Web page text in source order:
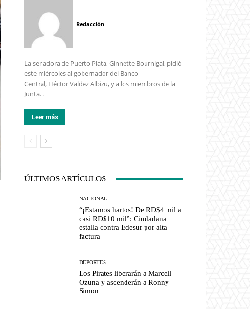
Redacción
La senadora de Puerto Plata, Ginnette Bournigal, pidió
este miércoles al gobernador del Banco
Central, Héctor Valdez Albizu, y a los miembros de la
Junta...
Leer más
ÚLTIMOS ARTÍCULOS
NACIONAL
“¡Estamos hartos! De RD$4 mil a
casi RD$10 mil”: Ciudadana
estalla contra Edesur por alta
factura
DEPORTES
Los Pirates liberarán a Marcell
Ozuna y ascenderán a Ronny
Simon